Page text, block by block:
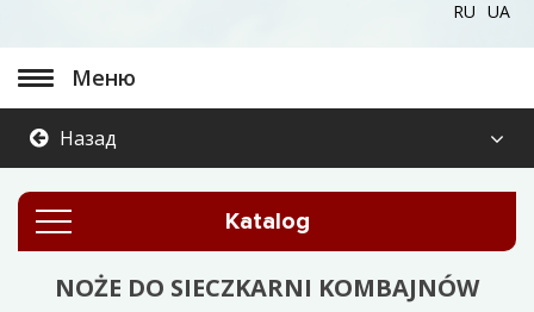
RU UA
Меню
Назад
Katalog
NOŻE DO SIECZKARNI KOMBAJNÓW